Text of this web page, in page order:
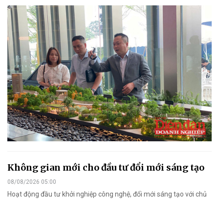
Không gian mới cho đầu tư đổi mới sáng tạo
08/08/2026 05:00
Hoạt động đầu tư khởi nghiệp công nghệ, đổi mới sáng tạo với chủ